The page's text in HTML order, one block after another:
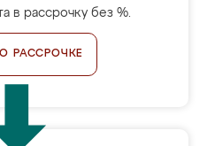
в рассрочку без %.
РАССРОЧКЕ